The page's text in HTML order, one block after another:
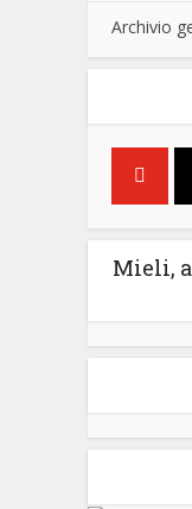
Archivio
Mieli,